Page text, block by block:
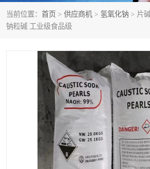
当前位置： 首页 > 供应商机 > 氢氧化钠 > 片
钠粒碱 工业级食品级
聚合氯化铝 焦磷
聚丙烯酰胺 一水
磷酸氢二钠
氯酸钠 磷酸
磷酸氢二钾 三聚